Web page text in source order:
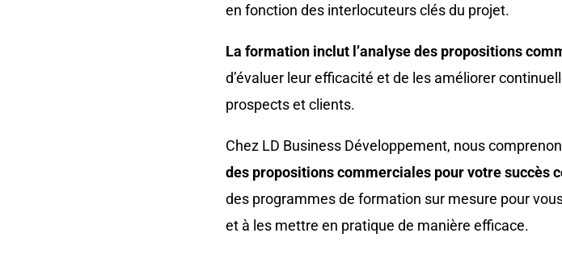
en fonction des interlocuteurs clés du projet.
La formation inclut l’analyse des propositions
d’évaluer leur efficacité et de les améliorer
prospects et clients.
Chez LD Business Développement, nous
des propositions commerciales pour votre succès
des programmes de formation sur mesure pour
et à les mettre en pratique de manière efficace.